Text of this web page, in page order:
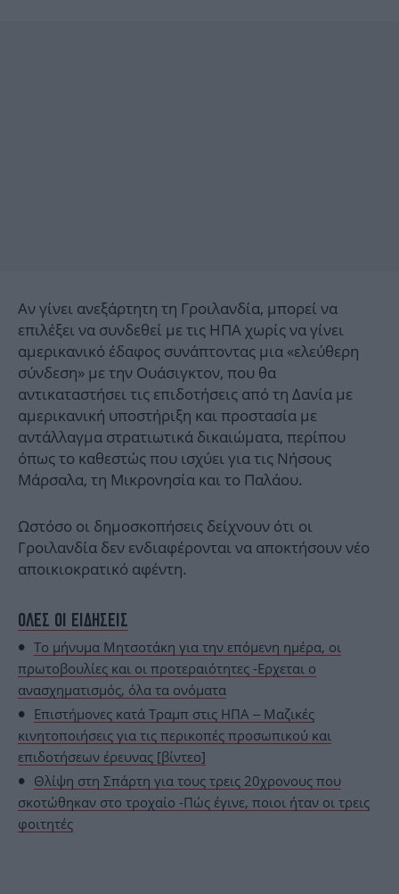
Αν γίνει ανεξάρτητη τη Γροιλανδία, μπορεί να
επιλέξει να συνδεθεί με τις ΗΠΑ χωρίς να γίνει
αμερικανικό έδαφος συνάπτοντας μια «ελεύθερη
σύνδεση» με την Ουάσιγκτον, που θα
αντικαταστήσει τις επιδοτήσεις από τη Δανία με
αμερικανική υποστήριξη και προστασία με
αντάλλαγμα στρατιωτικά δικαιώματα, περίπου
όπως το καθεστώς που ισχύει για τις Νήσους
Μάρσαλα, τη Μικρονησία και το Παλάου.
Ωστόσο οι δημοσκοπήσεις δείχνουν ότι οι
Γροιλανδία δεν ενδιαφέρονται να αποκτήσουν νέο
αποικιοκρατικό αφέντη.
ΟΛΕΣ ΟΙ ΕΙΔΗΣΕΙΣ
Το μήνυμα Μητσοτάκη για την επόμενη ημέρα, οι
πρωτοβουλίες και οι προτεραιότητες -Ερχεται ο
ανασχηματισμός, όλα τα ονόματα
Επιστήμονες κατά Τραμπ στις ΗΠΑ – Μαζικές
κινητοποιήσεις για τις περικοπές προσωπικού και
επιδοτήσεων έρευνας [βίντεο]
Θλίψη στη Σπάρτη για τους τρεις 20χρονους που
σκοτώθηκαν στο τροχαίο -Πώς έγινε, ποιοι ήταν οι τρεις
φοιτητές